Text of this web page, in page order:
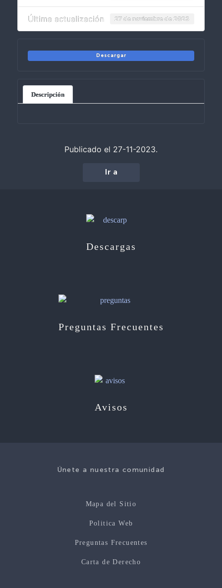
Última actualización 27 de noviembre de 2023
Descargar
Descripción
Publicado el 27-11-2023.
Ir a
Descargas
Preguntas Frecuentes
Avisos
Únete a nuestra comunidad
Mapa del Sitio
Politica Web
Preguntas Frecuentes
Carta de Derecho